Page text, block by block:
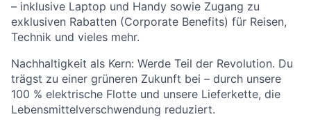
– inklusive Laptop und Handy sowie Zugang zu
exklusiven Rabatten (Corporate Benefits) für Reisen,
Technik und vieles mehr.
Nachhaltigkeit als Kern: Werde Teil der Revolution. Du
trägst zu einer grüneren Zukunft bei – durch unsere
100 % elektrische Flotte und unsere Lieferkette, die
Lebensmittelverschwendung reduziert.